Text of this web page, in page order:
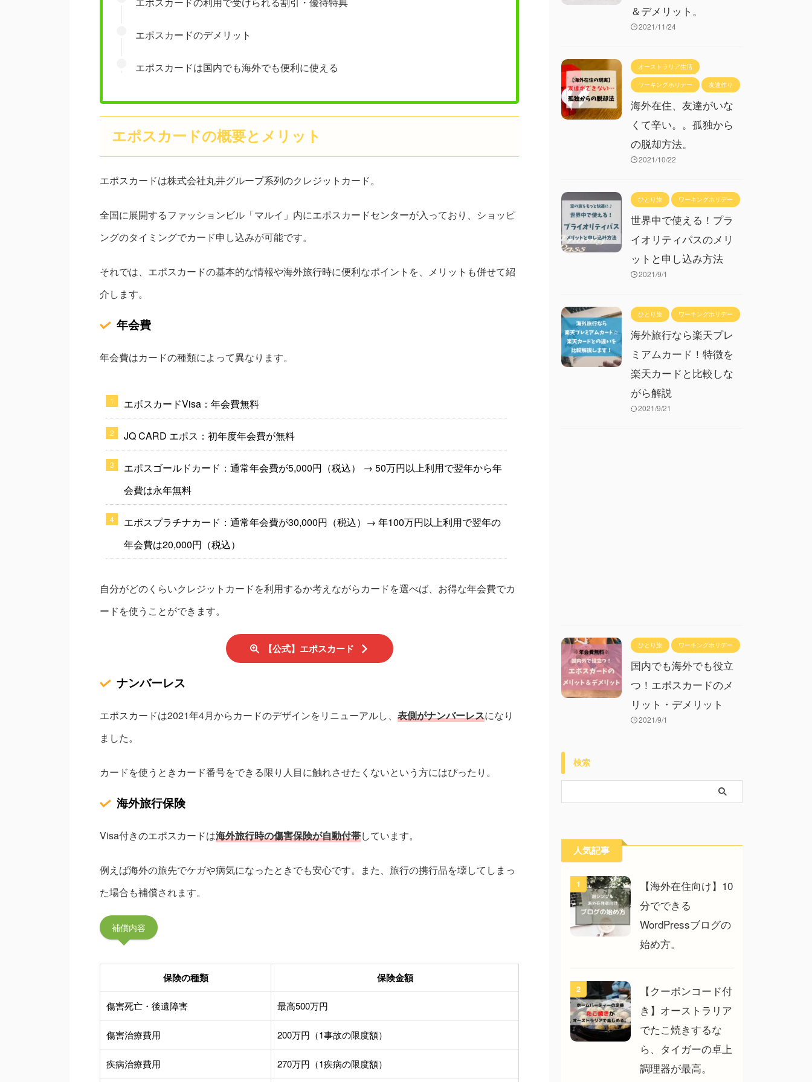
エポスカードのデメリット
エポスカードは国内でも海外でも便利に使える
エポスカードの概要とメリット
エポスカードは株式会社丸井グループ系列のクレジットカード。
全国に展開するファッションビル「マルイ」内にエポスカードセンターが入っており、ショッピ
ングのタイミングでカード申し込みが可能です。
それでは、エポスカードの基本的な情報や海外旅行時に便利なポイントを、メリットも併せて紹
介します。
年会費
年会費はカードの種類によって異なります。
エボスカードVisa：年会費無料
JQ CARD エポス：初年度年会費が無料
エポスゴールドカード：通常年会費が5,000円（税込） → 50万円以上利用で翌年から年
会費は永年無料
エポスプラチナカード：通常年会費が30,000円（税込）→ 年100万円以上利用で翌年の
年会費は20,000円（税込）
自分がどのくらいクレジットカードを利用するか考えながらカードを選べば、お得な年会費でカ
ードを使うことができます。
【公式】エポスカード
ナンバーレス
エポスカードは2021年4月からカードのデザインをリニューアルし、 表側がナンバーレスになり
ました。
カードを使うときカード番号をできる限り人目に触れさせたくないという方にはぴったり。
海外旅行保険
Visa付きのエポスカードは海外旅行時の傷害保険が自動付帯しています。
例えば海外の旅先でケガや病気になったときでも安心です。また、旅行の携行品を壊してしまっ
た場合も補償されます。
補償内容
保険の種類 保険金額
傷害死亡・後遺障害 最高500万円
傷害治療費用 200万円（1事故の限度額）
疾病治療費用 270万円（1疾病の限度額）
＆デメリット。
2021/11/24
オーストラリア生活
ワーキングホリデー 友達作り
海外在住、友達がいな
くて辛い。。孤独から
の脱却方法。
2021/10/22
ひとり旅 ワーキングホリデー
世界中で使える！プラ
イオリティパスのメリ
ットと申し込み方法
2021/9/1
ひとり旅 ワーキングホリデー
海外旅行なら楽天プレ
ミアムカード！特徴を
楽天カードと比較しな
がら解説
2021/9/21
ひとり旅 ワーキングホリデー
国内でも海外でも役立
つ！エポスカードのメ
リット・デメリット
2021/9/1
検索
人気記事
1
【海外在住向け】10
分でできる
WordPressブログの
始め方。
2
【クーポンコード付
き】オーストラリア
でたこ焼きするな
ら、タイガーの卓上
調理器が最高。